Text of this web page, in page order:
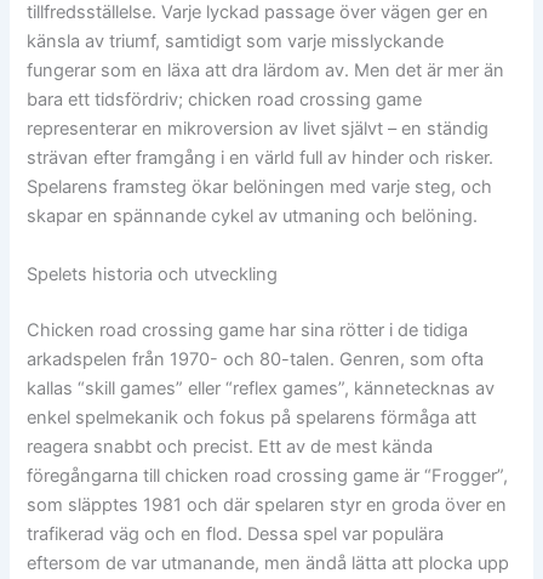
tillfredsställelse. Varje lyckad passage över vägen ger en
känsla av triumf, samtidigt som varje misslyckande
fungerar som en läxa att dra lärdom av. Men det är mer än
bara ett tidsfördriv; chicken road crossing game
representerar en mikroversion av livet självt – en ständig
strävan efter framgång i en värld full av hinder och risker.
Spelarens framsteg ökar belöningen med varje steg, och
skapar en spännande cykel av utmaning och belöning.
Spelets historia och utveckling
Chicken road crossing game har sina rötter i de tidiga
arkadspelen från 1970- och 80-talen. Genren, som ofta
kallas “skill games” eller “reflex games”, kännetecknas av
enkel spelmekanik och fokus på spelarens förmåga att
reagera snabbt och precist. Ett av de mest kända
föregångarna till chicken road crossing game är “Frogger”,
som släpptes 1981 och där spelaren styr en groda över en
trafikerad väg och en flod. Dessa spel var populära
eftersom de var utmanande, men ändå lätta att plocka upp